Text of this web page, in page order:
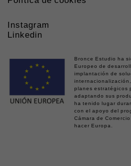
Instagram
Linkedin
Bronce Estudio ha
Europeo de
implantación de
planes estratégicos
adaptando sus
ha tenido lugar
con el apoyo del
Cámara de
hacer Europa.